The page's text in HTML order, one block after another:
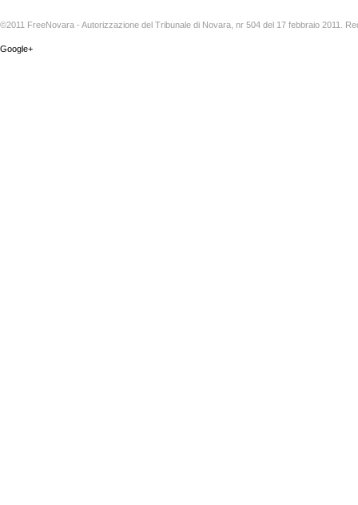
©2011 FreeNovara - Autorizzazione del Tribunale di Novara, nr 504 del 17 febbraio 2011.
Google+